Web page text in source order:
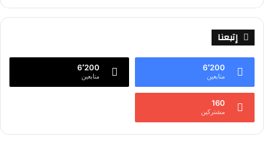
إتبعنا
6٬200
متابعين
6٬200
متابعين
160
مشتركين